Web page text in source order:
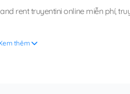
rent truyentini online miễn phí,
thêm